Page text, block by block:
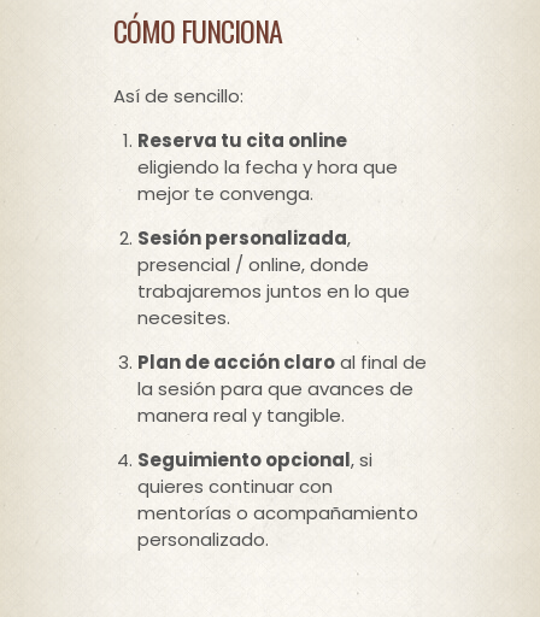
CÓMO FUNCIONA
Así de sencillo:
Reserva tu cita online
eligiendo la fecha y hora que
mejor te convenga.
Sesión personalizada,
presencial / online, donde
trabajaremos juntos en lo que
necesites.
Plan de acción claroal final de
la sesión para que avances de
manera real y tangible.
Seguimiento opcional, si
quieres continuar con
mentorías o acompañamiento
personalizado.